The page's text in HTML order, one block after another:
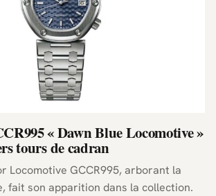
« Dawn Blue Locomotive »
tours de cadran
Locomotive GCCR995, arborant la
fait son apparition dans la collection.